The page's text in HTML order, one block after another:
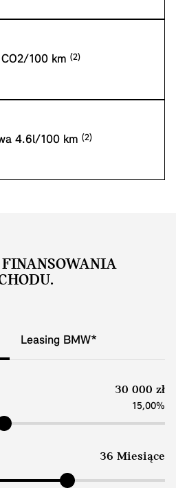
100 km
4.6l/100 km
Leasing BMW*
30 000 zł
15,00%
36 Miesiące